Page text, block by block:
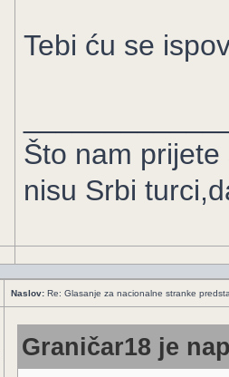
Tebi ću se
Što nam
nisu Srbi
Naslov: Re: Glasanje za nacionalne stranke
Graničar18 je